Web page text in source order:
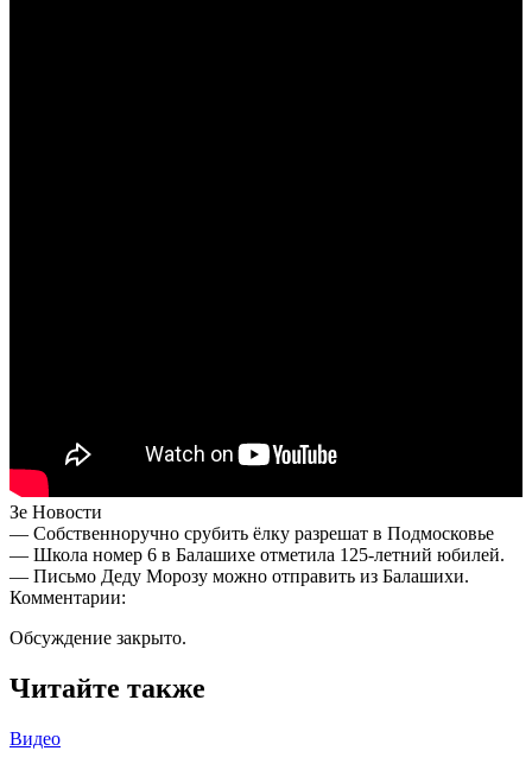
Зе Новости
— Собственноручно срубить ёлку разрешат в Подмосковье
— Школа номер 6 в Балашихе отметила 125-летний юбилей.
— Письмо Деду Морозу можно отправить из Балашихи.
Комментарии:
Обсуждение закрыто.
Читайте также
Видео